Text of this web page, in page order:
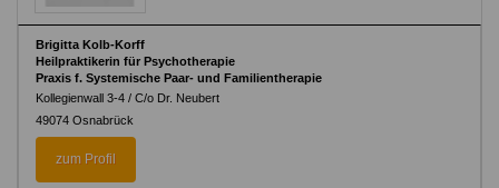
Brigitta Kolb-Korff
Heilpraktikerin für Psychotherapie
Praxis f. Systemische Paar- und Familientherapie
Kollegienwall 3-4 / C/o Dr. Neubert
49074 Osnabrück
zum Profil